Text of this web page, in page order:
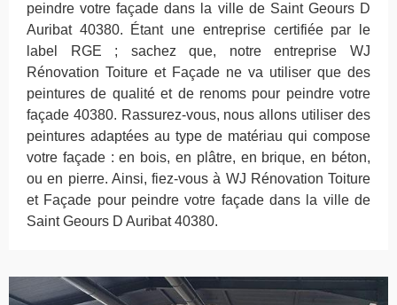
peindre votre façade dans la ville de Saint Geours D
Auribat 40380. Étant une entreprise certifiée par le
label RGE ; sachez que, notre entreprise WJ
Rénovation Toiture et Façade ne va utiliser que des
peintures de qualité et de renoms pour peindre votre
façade 40380. Rassurez-vous, nous allons utiliser des
peintures adaptées au type de matériau qui compose
votre façade : en bois, en plâtre, en brique, en béton,
ou en pierre. Ainsi, fiez-vous à WJ Rénovation Toiture
et Façade pour peindre votre façade dans la ville de
Saint Geours D Auribat 40380.